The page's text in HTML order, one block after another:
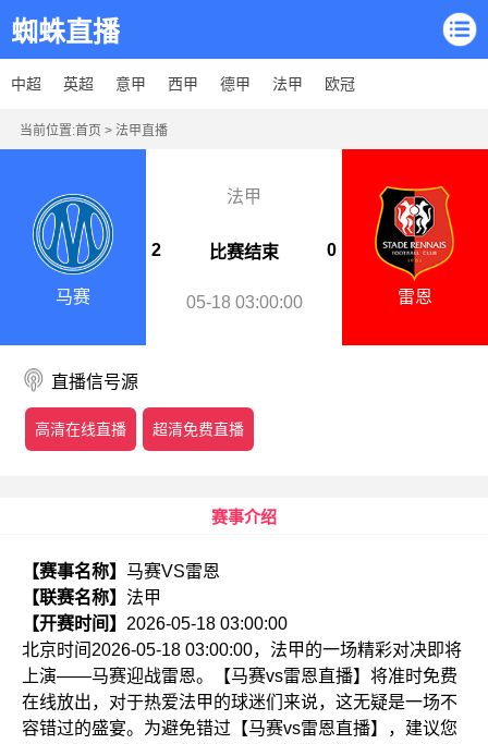
蜘蛛直播
中超 英超 意甲 西甲 德甲 法甲 欧冠
当前位置:首页 > 法甲直播
马赛
法甲
2 比赛结束 0
05-18 03:00:00 雷恩
直播信号源
高清在线直播 超清免费直播
赛事介绍
【赛事名称】 马赛VS雷恩
【联赛名称】 法甲
【开赛时间】 2026-05-18 03:00:00
北京时间2026-05-18 03:00:00，法甲的一场精彩对决即将
上演——马赛迎战雷恩。【马赛vs雷恩直播】将准时免费
在线放出，对于热爱法甲的球迷们来说，这无疑是一场不
容错过的盛宴。为避免错过【马赛vs雷恩直播】，建议您